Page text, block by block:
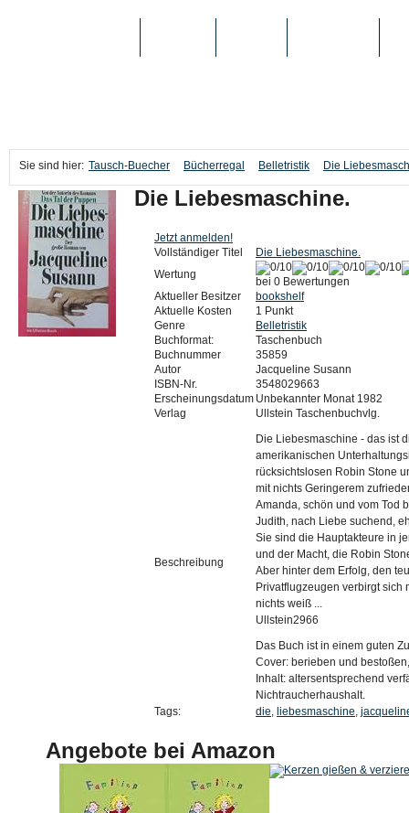
Sie sind hier: Tausch-Buecher Bücherregal Belletristik Die
Die Liebesmaschine.
Jetzt anmelden!
Vollständiger Titel
Die Liebesmaschine.
Wertung
bei 0 Bewertungen
Aktueller Besitzer
bookshelf
Aktuelle Kosten
1 Punkt
Genre
Belletristik
Buchformat:
Taschenbuch
Buchnummer
35859
Autor
Jacqueline Susann
ISBN-Nr.
3548029663
Erscheinungsdatum Unbekannter Monat 1982
Verlag
Ullstein Taschenbuchvlg.
Beschreibung
Die Liebesmaschine - das ist
amerikanischen
rücksichtslosen Robin Stone
mit nichts Geringerem
Amanda, schön und vom Tod
Judith, nach Liebe suchend,
Sie sind die Hauptakteure in
und der Macht, die Robin
Aber hinter dem Erfolg, den
Privatflugzeugen verbirgt sich
nichts weiß ...
Ullstein2966
Das Buch ist in einem guten
Cover: berieben und
Inhalt: altersentsprechend
Nichtraucherhaushalt.
Tags:
die, liebesmaschine,
Angebote bei Amazon